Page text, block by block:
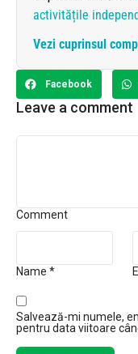
activitățile
Vezi cuprinsul
Facebook
Leave a comment
Comment
Name *
Salvează-mi numele,
pentru data viitoare